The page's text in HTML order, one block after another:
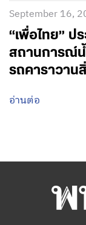
September 16,
“เพื่อไทย” ป
สถานการณ์
รถคาราวาน
อ่านต่อ